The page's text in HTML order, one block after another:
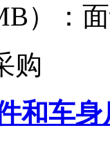
）：
购
和车